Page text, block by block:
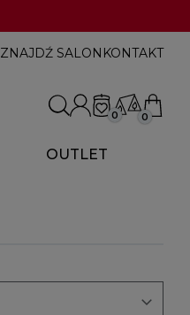
ZNAJDŹ SALON KONTAKT
0 0
OUTLET
